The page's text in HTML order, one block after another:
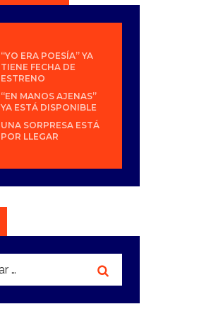
“YO ERA POESÍA” YA
TIENE FECHA DE
ESTRENO
“EN MANOS AJENAS”
YA ESTÁ DISPONIBLE
UNA SORPRESA ESTÁ
POR LLEGAR